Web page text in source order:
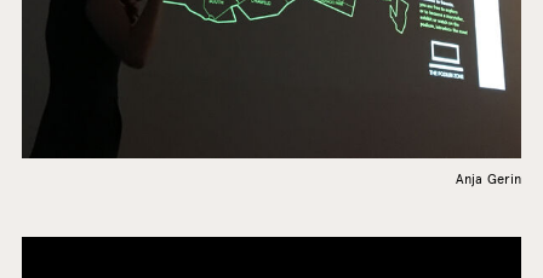
Anja Gerin